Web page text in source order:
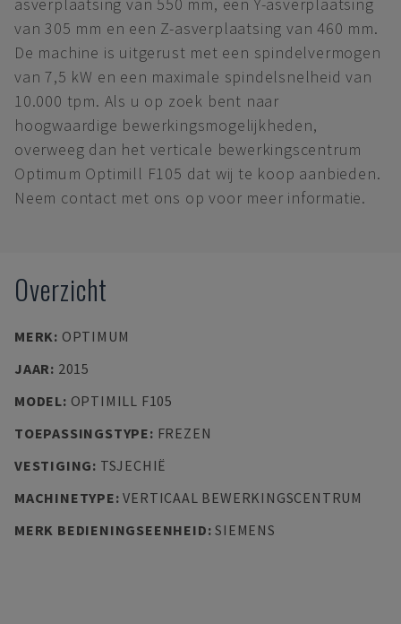
van 305 mm en een Z-asverplaatsing van 460 mm.
De machine is uitgerust met een spindelvermogen
van 7,5 kW en een maximale spindelsnelheid van
10.000 tpm. Als u op zoek bent naar
hoogwaardige bewerkingsmogelijkheden,
overweeg dan het verticale bewerkingscentrum
Optimum Optimill F105 dat wij te koop aanbieden.
Neem contact met ons op voor meer informatie.
Overzicht
MERK: OPTIMUM
JAAR: 2015
MODEL: OPTIMILL F105
TOEPASSINGSTYPE: FREZEN
VESTIGING: TSJECHIË
MACHINETYPE:VERTICAAL BEWERKINGSCENTRUM
MERK BEDIENINGSEENHEID:SIEMENS